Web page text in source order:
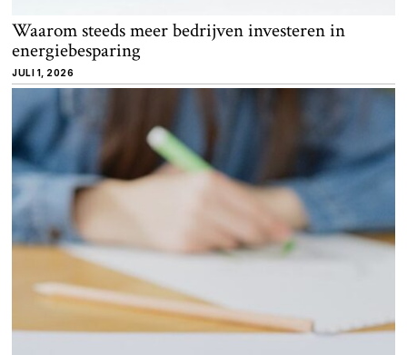
Waarom steeds meer bedrijven investeren in
energiebesparing
JULI 1, 2026